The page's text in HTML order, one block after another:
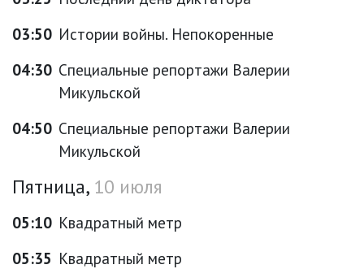
03:50 Истории войны. Непокоренные
04:30 Специальные репортажи Валерии
Микульской
04:50 Специальные репортажи Валерии
Микульской
Пятница, 10 июля
05:10 Квадратный метр
05:35 Квадратный метр